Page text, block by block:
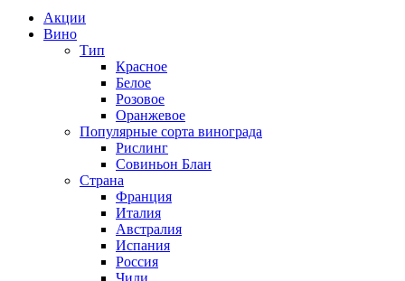
Акции
Вино
Тип
Красное
Белое
Розовое
Оранжевое
Популярные сорта винограда
Рислинг
Совиньон Блан
Страна
Франция
Италия
Австралия
Испания
Россия
Чили